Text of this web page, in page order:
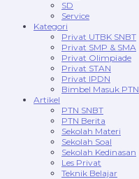
SD
Service
Kategori
Privat UTBK SNBT
Privat SMP & SMA
Privat Olimpiade
Privat STAN
Privat IPDN
Bimbel Masuk PTN
Artikel
PTN SNBT
PTN Berita
Sekolah Materi
Sekolah Soal
Sekolah Kedinasan
Les Privat
Teknik Belajar